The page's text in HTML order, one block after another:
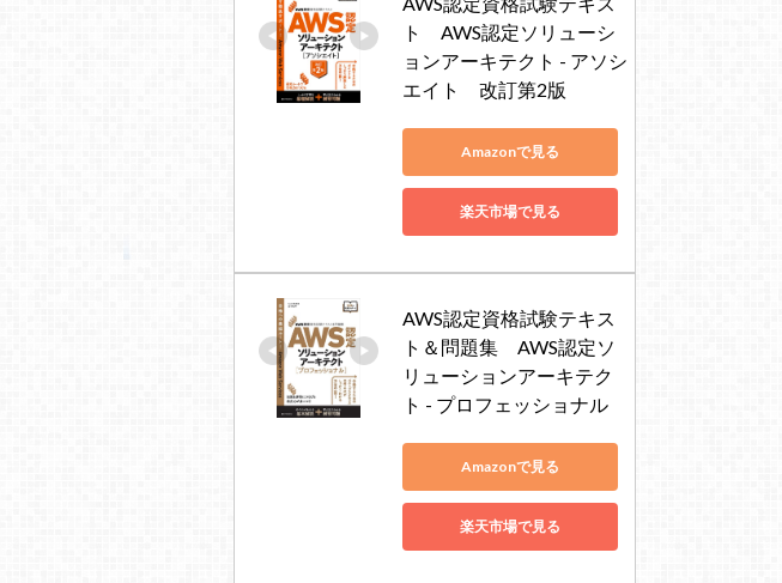
ト　AWS認定ソリューシ
ョンアーキテクト - アソシ
エイト　改訂第2版
Amazonで見る
楽天市場で見る
AWS認定資格試験テキス
ト＆問題集　AWS認定ソ
リューションアーキテク
ト - プロフェッショナル
Amazonで見る
楽天市場で見る